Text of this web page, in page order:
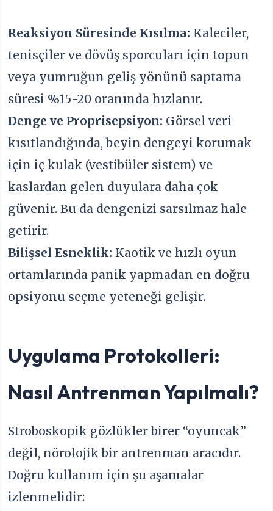
Reaksiyon Süresinde Kısılma: Kaleciler,
tenisçiler ve dövüş sporcuları için topun
veya yumruğun geliş yönünü saptama
süresi %15-20 oranında hızlanır.
Denge ve Proprisepsiyon: Görsel veri
kısıtlandığında, beyin dengeyi korumak
için iç kulak (vestibüler sistem) ve
kaslardan gelen duyulara daha çok
güvenir. Bu da dengenizi sarsılmaz hale
getirir.
Bilişsel Esneklik: Kaotik ve hızlı oyun
ortamlarında panik yapmadan en doğru
opsiyonu seçme yeteneği gelişir.
Uygulama Protokolleri:
Nasıl Antrenman Yapılmalı?
Stroboskopik gözlükler birer “oyuncak”
değil, nörolojik bir antrenman aracıdır.
Doğru kullanım için şu aşamalar
izlenmelidir: